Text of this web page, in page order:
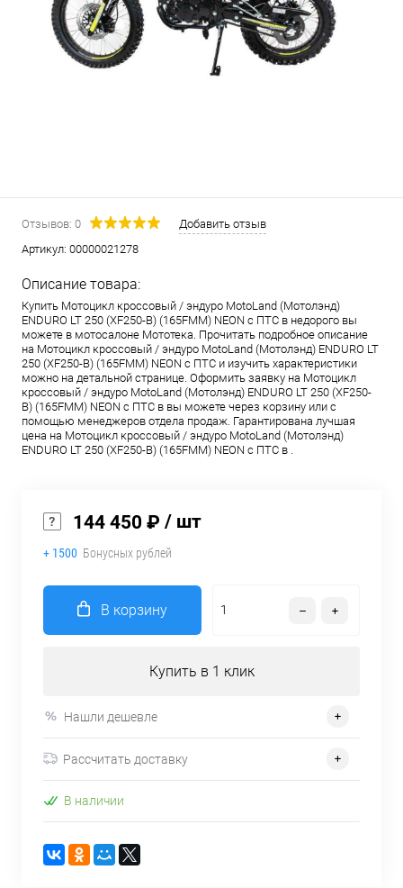
Отзывов: 0
Добавить отзыв
Артикул: 00000021278
Описание товара:
Купить Мотоцикл кроссовый / эндуро MotoLand (Мотолэнд)
ENDURO LT 250 (XF250-B) (165FMM) NEON с ПТС в недорого вы
можете в мотосалоне Мототека. Прочитать подробное описание
на Мотоцикл кроссовый / эндуро MotoLand (Мотолэнд) ENDURO LT
250 (XF250-B) (165FMM) NEON с ПТС и изучить характеристики
можно на детальной странице. Оформить заявку на Мотоцикл
кроссовый / эндуро MotoLand (Мотолэнд) ENDURO LT 250 (XF250-
B) (165FMM) NEON с ПТС в вы можете через корзину или с
помощью менеджеров отдела продаж. Гарантирована лучшая
цена на Мотоцикл кроссовый / эндуро MotoLand (Мотолэнд)
ENDURO LT 250 (XF250-B) (165FMM) NEON с ПТС в .
144 450 ₽ / шт
+ 1500 Бонусных рублей
В корзину
Купить в 1 клик
Нашли дешевле
Рассчитать доставку
В наличии